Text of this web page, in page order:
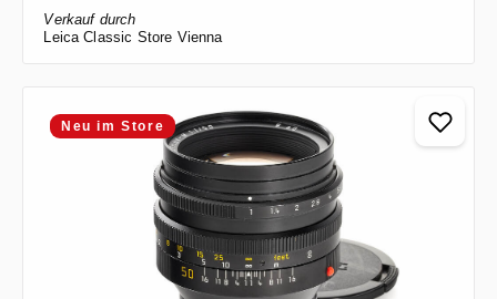
Verkauf durch
Leica Classic Store Vienna
Neu im Store